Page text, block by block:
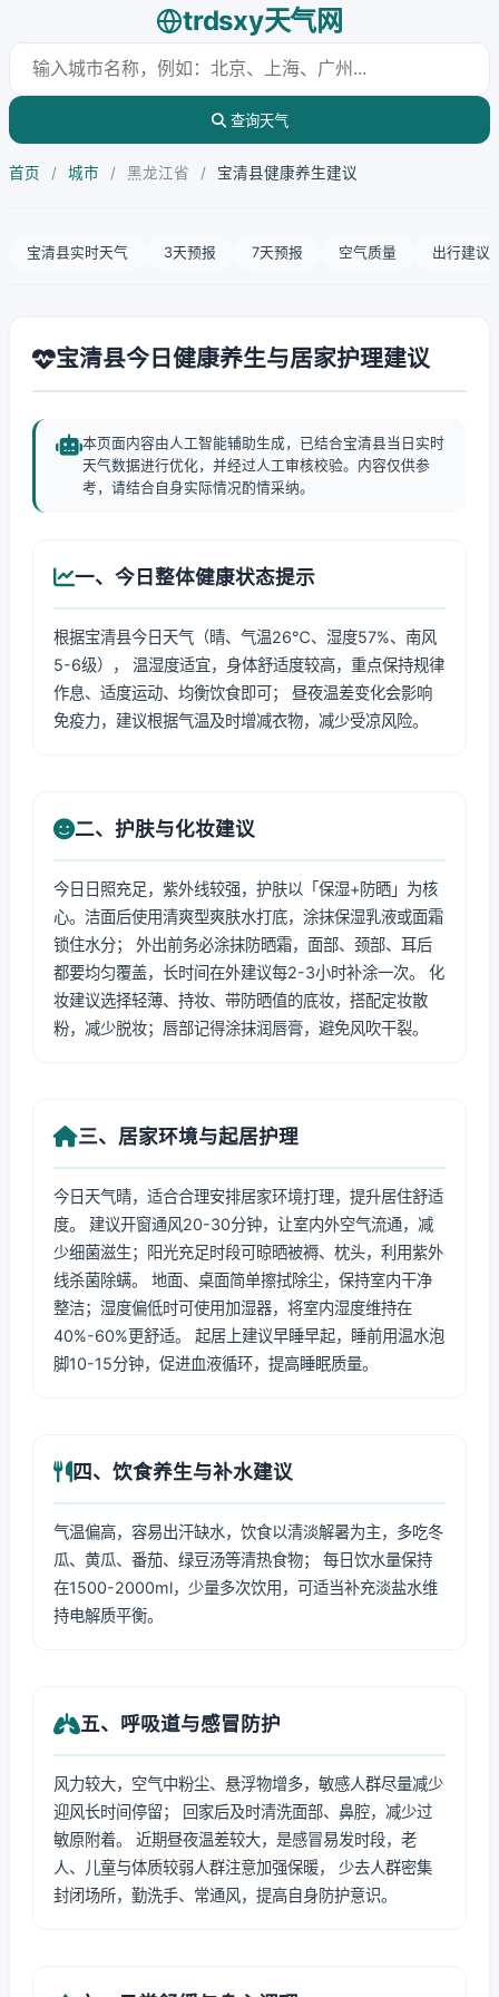
trdsxy天气网
查询天气
首页 / 城市 / 黑龙江省 / 宝清县健康养生建议
宝清县实时天气 3天预报 7天预报 空气质量 出行建议
宝清县今日健康养生与居家护理建议
本页面内容由人工智能辅助生成，已结合宝清县当日实时
天气数据进行优化，并经过人工审核校验。内容仅供参
考，请结合自身实际情况酌情采纳。
一、今日整体健康状态提示
根据宝清县今日天气（晴、气温26℃、湿度57%、南风
5-6级）， 温湿度适宜，身体舒适度较高，重点保持规律
作息、适度运动、均衡饮食即可； 昼夜温差变化会影响
免疫力，建议根据气温及时增减衣物，减少受凉风险。
二、护肤与化妆建议
今日日照充足，紫外线较强，护肤以「保湿+防晒」为核
心。洁面后使用清爽型爽肤水打底，涂抹保湿乳液或面霜
锁住水分； 外出前务必涂抹防晒霜，面部、颈部、耳后
都要均匀覆盖，长时间在外建议每2-3小时补涂一次。 化
妆建议选择轻薄、持妆、带防晒值的底妆，搭配定妆散
粉，减少脱妆；唇部记得涂抹润唇膏，避免风吹干裂。
三、居家环境与起居护理
今日天气晴，适合合理安排居家环境打理，提升居住舒适
度。 建议开窗通风20-30分钟，让室内外空气流通，减
少细菌滋生；阳光充足时段可晾晒被褥、枕头，利用紫外
线杀菌除螨。 地面、桌面简单擦拭除尘，保持室内干净
整洁；湿度偏低时可使用加湿器，将室内湿度维持在
40%-60%更舒适。 起居上建议早睡早起，睡前用温水泡
脚10-15分钟，促进血液循环，提高睡眠质量。
四、饮食养生与补水建议
气温偏高，容易出汗缺水，饮食以清淡解暑为主，多吃冬
瓜、黄瓜、番茄、绿豆汤等清热食物； 每日饮水量保持
在1500-2000ml，少量多次饮用，可适当补充淡盐水维
持电解质平衡。
五、呼吸道与感冒防护
风力较大，空气中粉尘、悬浮物增多，敏感人群尽量减少
迎风长时间停留； 回家后及时清洗面部、鼻腔，减少过
敏原附着。 近期昼夜温差较大，是感冒易发时段，老
人、儿童与体质较弱人群注意加强保暖， 少去人群密集
封闭场所，勤洗手、常通风，提高自身防护意识。